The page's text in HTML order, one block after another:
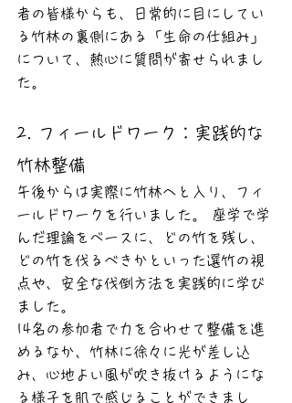
者の皆様からも、日常的に目にしてい
る竹林の裏側にある「生命の仕組み」
について、熱心に質問が寄せられまし
た。
2. フィールドワーク：実践的な
竹林整備
午後からは実際に竹林へと入り、フィ
ールドワークを行いました。 座学で学
んだ理論をベースに、どの竹を残し、
どの竹を伐るべきかといった選竹の視
点や、安全な伐倒方法を実践的に学び
ました。
14名の参加者で力を合わせて整備を進
めるなか、竹林に徐々に光が差し込
み、心地よい風が吹き抜けるようにな
る様子を肌で感じることができまし